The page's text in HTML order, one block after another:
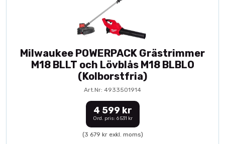
Milwaukee POWERPACK Grästrimmer
M18 BLLT och Lövblås M18 BLBLO
(Kolborstfria)
Art.Nr: 4933501914
4 599 kr
Ord. pris: 6 531 kr
(3 679 kr exkl. moms)